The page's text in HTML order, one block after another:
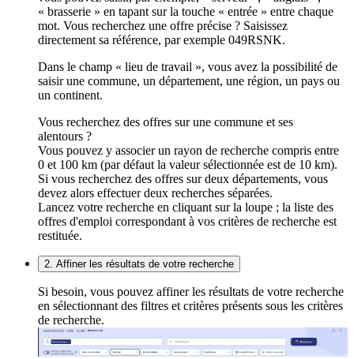
« brasserie » en tapant sur la touche « entrée » entre chaque
mot. Vous recherchez une offre précise ? Saisissez
directement sa référence, par exemple 049RSNK.
Dans le champ « lieu de travail », vous avez la possibilité de
saisir une commune, un département, une région, un pays ou
un continent.
Vous recherchez des offres sur une commune et ses
alentours ?
Vous pouvez y associer un rayon de recherche compris entre
0 et 100 km (par défaut la valeur sélectionnée est de 10 km).
Si vous recherchez des offres sur deux départements, vous
devez alors effectuer deux recherches séparées.
Lancez votre recherche en cliquant sur la loupe ; la liste des
offres d'emploi correspondant à vos critères de recherche est
restituée.
2. Affiner les résultats de votre recherche
Si besoin, vous pouvez affiner les résultats de votre recherche
en sélectionnant des filtres et critères présents sous les critères
de recherche.